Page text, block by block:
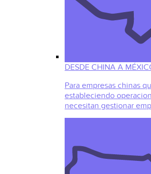
DESDE CHINA A
Para empresas chinas
estableciendo
necesitan gestionar